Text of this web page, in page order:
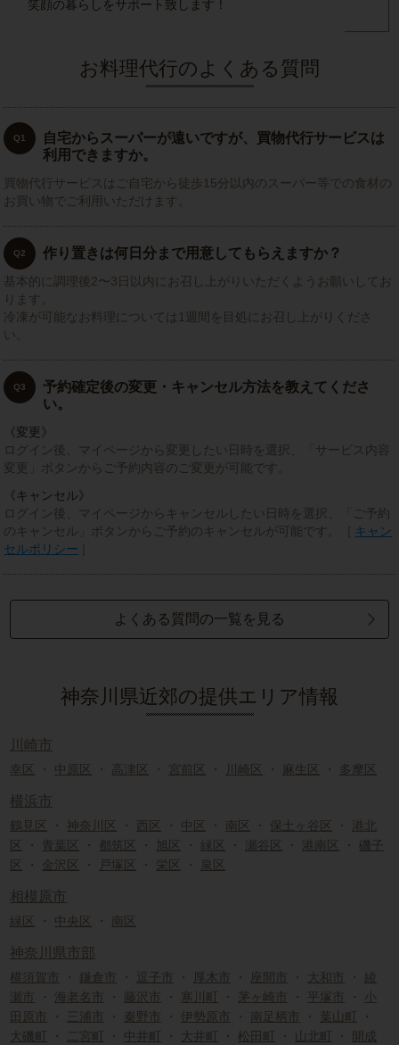
笑顔の暮らしをサポート致します！
お料理代行のよくある質問
Q1
自宅からスーパーが遠いですが、買物代行サービスは
利用できますか。
買物代行サービスはご自宅から徒歩15分以内のスーパー等での食材の
お買い物でご利用いただけます。
Q2 作り置きは何日分まで用意してもらえますか？
基本的に調理後2〜3日以内にお召し上がりいただくようお願いしてお
ります。
冷凍が可能なお料理については1週間を目処にお召し上がりくださ
い。
Q3
予約確定後の変更・キャンセル方法を教えてくださ
い。
《変更》
ログイン後、マイページから変更したい日時を選択、「サービス内容
変更」ボタンからご予約内容のご変更が可能です。
《キャンセル》
ログイン後、マイページからキャンセルしたい日時を選択、「ご予約
のキャンセル」ボタンからご予約のキャンセルが可能です。［
キャン
セルポリシー
よくある質問の一覧を見る
神奈川県近郊の提供エリア情報
川崎市
幸区 ・ 中原区 ・ 高津区 ・ 宮前区 ・ 川崎区 ・ 麻生区 ・ 多摩区
横浜市
鶴見区 ・ 神奈川区 ・ 西区 ・ 中区 ・ 南区 ・ 保土ヶ谷区 ・ 港北
区
・ 青葉区 ・ 都筑区 ・ 旭区 ・ 緑区 ・ 瀬谷区 ・ 港南区 ・ 磯子
区
・ 金沢区 ・ 戸塚区 ・ 栄区 ・ 泉区
相模原市
緑区 ・ 中央区 ・ 南区
神奈川県市部
横須賀市 ・ 鎌倉市 ・ 逗子市 ・ 厚木市 ・ 座間市 ・ 大和市 ・ 綾
瀬市
・ 海老名市 ・ 藤沢市 ・ 寒川町 ・ 茅ヶ崎市 ・ 平塚市 ・ 小
田原市
・ 三浦市 ・ 秦野市 ・ 伊勢原市 ・ 南足柄市 ・ 葉山町 ・
大磯町 ・ 二宮町 ・ 中井町 ・ 大井町 ・ 松田町 ・ 山北町 ・
開成